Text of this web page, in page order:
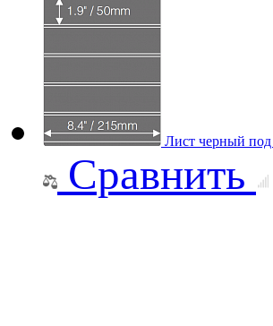
Лист черный
Сравнить